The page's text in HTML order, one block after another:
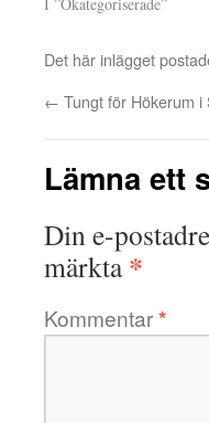
Det här inlägget
← Tungt för Hökerum i
Lämna ett
Din e-
märkta*
Kommentar*